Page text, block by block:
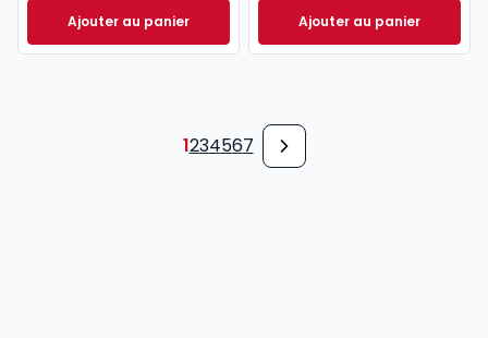
Ajouter au panierRevue Droit Social à 58,05 €TTC/mois
Ajouter au panier
Revue Droit du
1234567